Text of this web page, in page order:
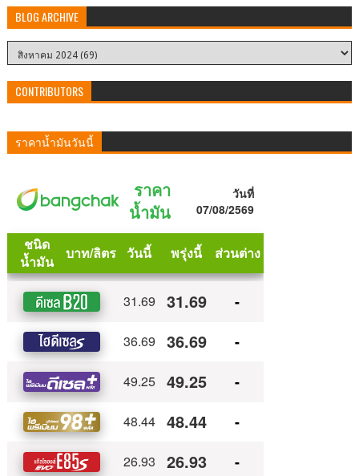
BLOG ARCHIVE
CONTRIBUTORS
ราคาน้ำมันวันนี้